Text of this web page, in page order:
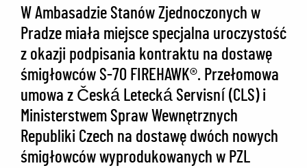
W Ambasadzie Stanów Zjednoczonych w
Pradze miała miejsce specjalna uroczystość
z okazji podpisania kontraktu na dostawę
śmigłowców S-70 FIREHAWK®. Przełomowa
umowa z Česká Letecká Servisní (CLS) i
Ministerstwem Spraw Wewnętrznych
Republiki Czech na dostawę dwóch nowych
śmigłowców wyprodukowanych w PZL